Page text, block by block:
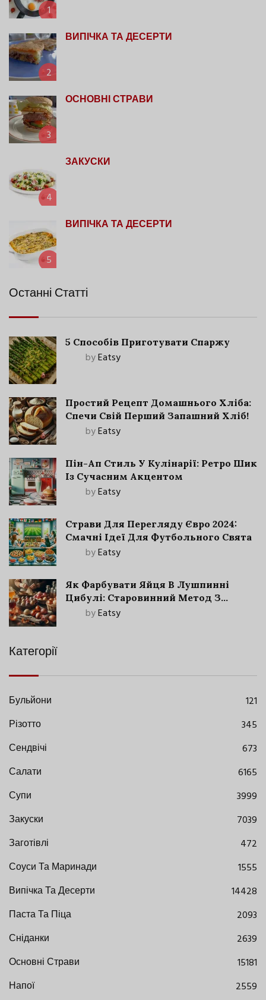
1
2
ВИПІЧКА ТА ДЕСЕРТИ
3
ОСНОВНІ СТРАВИ
4
ЗАКУСКИ
5
ВИПІЧКА ТА ДЕСЕРТИ
Останні Статті
5 Способів Приготувати Спаржу
byEatsy
Простий Рецепт Домашнього Хліба:
Спечи Свій Перший Запашний Хліб!
byEatsy
Пін-Ап Стиль У Кулінарії: Ретро Шик
Із Сучасним Акцентом
byEatsy
Страви Для Перегляду Євро 2024:
Смачні Ідеї Для Футбольного Свята
byEatsy
Як Фарбувати Яйця В Лушпинні
Цибулі: Старовинний Метод З
Сучасними Нюансами
byEatsy
Категорії
Бульйони
121
Різотто
345
Сендвічі
673
Салати
6165
Супи
3999
Закуски
7039
Заготівлі
472
Соуси Та Маринади
1555
Випічка Та Десерти
14428
Паста Та Піца
2093
Сніданки
2639
Основні Страви
15181
Напої
2559